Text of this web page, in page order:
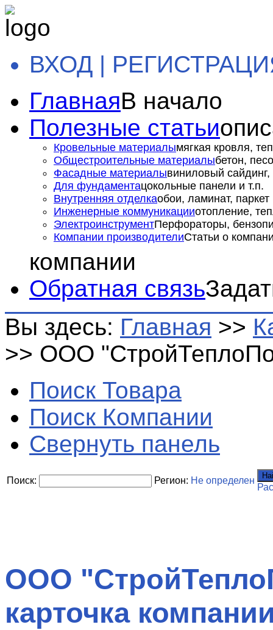
ВХОД |
ГлавнаяВ начало
Полезные статьи
Кровельные материалымягкая кровля,
Общестроительные материалыбетон,
Фасадные материалывиниловый сайдинг,
Для фундаментацокольные панели и т.п.
Внутренняя отделкаобои, ламинат, паркет
Инженерные коммуникацииотопление,
ЭлектроинструментПерфораторы,
Компании производителиСтатьи о
компании
Обратная связь
Вы здесь: Главная >>
>> ООО
Поиск Товара
Поиск Компании
Свернуть панель
Поиск: Регион: Не определен
ООО
карточка